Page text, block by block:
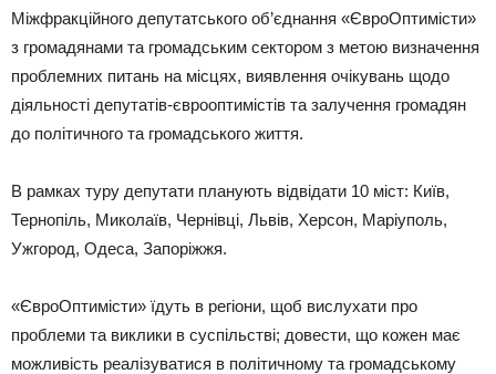
Міжфракційного депутатського об’єднання «ЄвроОптимісти»
з громадянами та громадським сектором з метою визначення
проблемних питань на місцях, виявлення очікувань щодо
діяльності депутатів-єврооптимістів та залучення громадян
до політичного та громадського життя.
В рамках туру депутати планують відвідати 10 міст: Київ,
Тернопіль, Миколаїв, Чернівці, Львів, Херсон, Маріуполь,
Ужгород, Одеса, Запоріжжя.
«ЄвроОптимісти» їдуть в регіони, щоб вислухати про
проблеми та виклики в суспільстві; довести, що кожен має
можливість реалізуватися в політичному та громадському